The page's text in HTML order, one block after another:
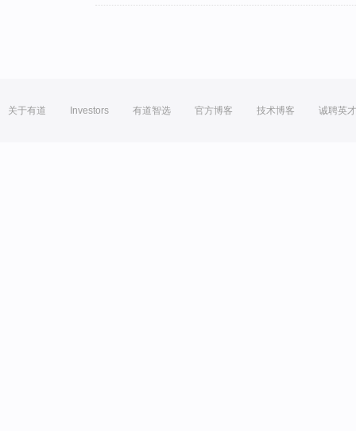
关于有道 Investors 有道智选 官方博客 技术博客 诚聘英才